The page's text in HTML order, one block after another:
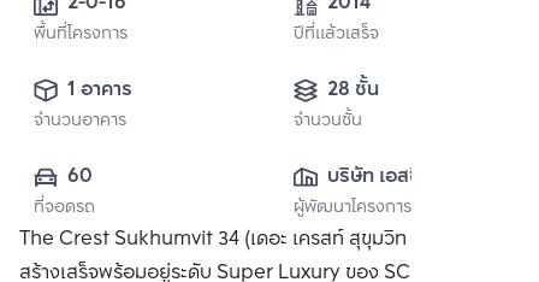
พื้นที่โครงการ ปีที่แล้วเสร็จ
1 อาคาร
จำนวนอาคาร
28 ชั้น
จำนวนชั้น
60
ที่จอดรถ
บริษัท เอสซี แอส
เสท คอร์ปอเรชั่น
จำกัด (มหาชน)
ผู้พัฒนาโครงการ
The Crest Sukhumvit 34 (เดอะ เครสท์ สุขุมวิท 34) คอนโด
สร้างเสร็จพร้อมอยู่ระดับ Super Luxury ของ SC Asset ใกล้